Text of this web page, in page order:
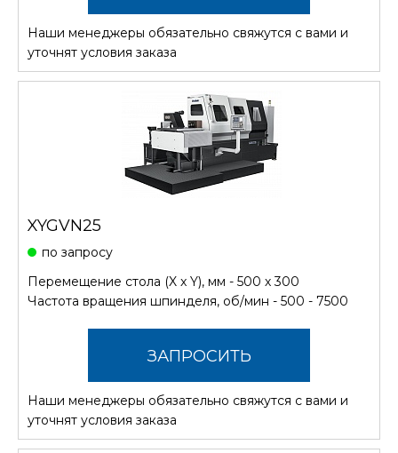
СТОИМОСТЬ
Наши менеджеры обязательно свяжутся с вами и
уточнят условия заказа
XYGVN25
по запросу
Перемещение стола (X x Y), мм - 500 х 300
Частота вращения шпинделя, об/мин - 500 - 7500
ЗАПРОСИТЬ
СТОИМОСТЬ
Наши менеджеры обязательно свяжутся с вами и
уточнят условия заказа